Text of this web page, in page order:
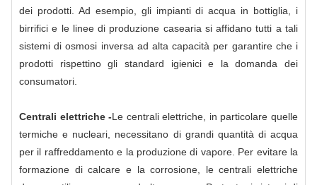
dei prodotti. Ad esempio, gli impianti di acqua in bottiglia, i
birrifici e le linee di produzione casearia si affidano tutti a tali
sistemi di osmosi inversa ad alta capacità per garantire che i
prodotti rispettino gli standard igienici e la domanda dei
consumatori.
Centrali elettriche -Le centrali elettriche, in particolare quelle
termiche e nucleari, necessitano di grandi quantità di acqua
per il raffreddamento e la produzione di vapore. Per evitare la
formazione di calcare e la corrosione, le centrali elettriche